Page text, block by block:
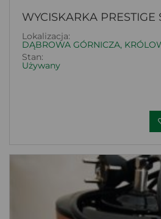
WYCISKARKA PRESTIGE
Lokalizacja:
DĄBROWA GÓRNICZA,
Stan:
Używany